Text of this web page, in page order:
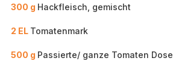
300 g Hackfleisch, gemischt
2 EL Tomatenmark
500 g Passierte/ ganze Tomaten Dose